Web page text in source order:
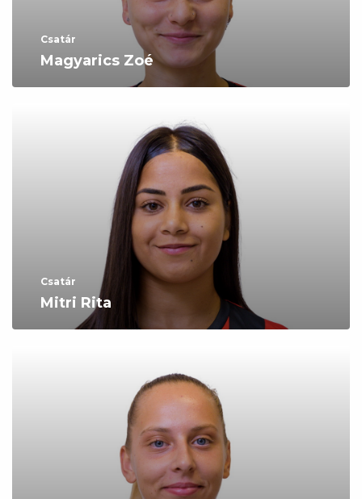
Csatár
Magyarics Zoé
Csatár
Mitri Rita